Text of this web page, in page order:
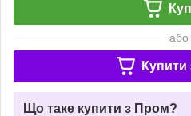
або
Купити
Що таке купити з Пром?